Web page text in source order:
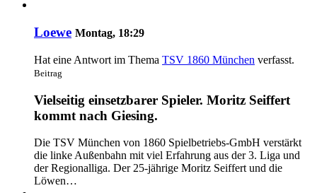
Loewe Montag, 18:29
Hat eine Antwort im Thema TSV 1860 München verfasst.
Beitrag
Vielseitig einsetzbarer Spieler. Moritz Seiffert
kommt nach Giesing.
Die TSV München von 1860 Spielbetriebs-GmbH verstärkt
die linke Außenbahn mit viel Erfahrung aus der 3. Liga und
der Regionalliga. Der 25-jährige Moritz Seiffert und die
Löwen…